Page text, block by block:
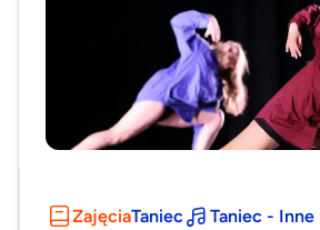
ZajęciaTaniec Taniec - Inne